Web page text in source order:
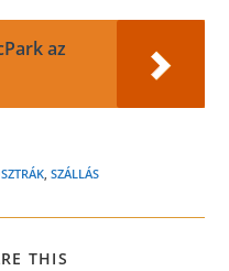
az
, SZÁLLÁS
THIS